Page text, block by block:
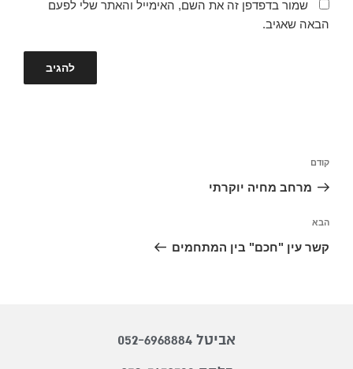
שמור בדפדפן זה את השם, האימייל והאתר שלי לפעם
הבאה שאגיב.
קודם
מרחב מחיה יוקרתי
הבא
קשר עין "חכם" בין המתחמים
אביטל 052-6968884